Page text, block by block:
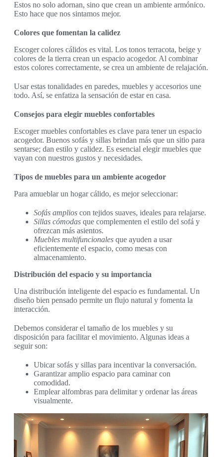
Estos no solo adornan, sino que crean un ambiente armónico.
Esto hace que nos sintamos mejor.
Colores que fomentan la calidez
Escoger colores cálidos es vital. Los tonos terracota, beige y
colores de la tierra crean un espacio acogedor. Al combinar
estos colores correctamente, se crea un ambiente de relajación.
Usar estas tonalidades en paredes, muebles y accesorios une
todo. Así, se enfatiza la sensación de estar en casa.
Consejos para elegir muebles confortables
Escoger muebles confortables es clave para tener un espacio
acogedor. Buenos sofás y sillas brindan más que un sitio para
sentarse; dan estilo y calidez. Es esencial elegir muebles que
vayan con nuestros gustos y necesidades.
Tipos de muebles para un ambiente acogedor
Para amueblar un hogar cálido, es mejor seleccionar:
Sofás amplios con tejidos suaves, ideales para relajarse.
Sillas cómodas que complementen el estilo del sofá y
ofrezcan más asientos.
Muebles multifuncionales que ayuden a usar
eficientemente el espacio, como mesas con
almacenamiento.
Distribución del espacio y su importancia
Una distribución inteligente del espacio es fundamental. Un
diseño bien pensado permite un flujo natural y fomenta la
interacción.
Debemos considerar el tamaño de los muebles y su
disposición para facilitar el movimiento. Algunas ideas a
seguir son:
Ubicar sofás y sillas para incentivar la conversación.
Garantizar amplio espacio para caminar con
comodidad.
Emplear alfombras para delimitar y ordenar las áreas
visualmente.